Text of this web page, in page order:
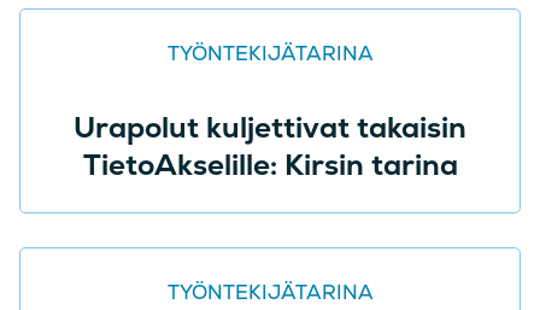
TYÖNTEKIJÄTARINA
Urapolut kuljettivat takaisin
TietoAkselille: Kirsin tarina
TYÖNTEKIJÄTARINA